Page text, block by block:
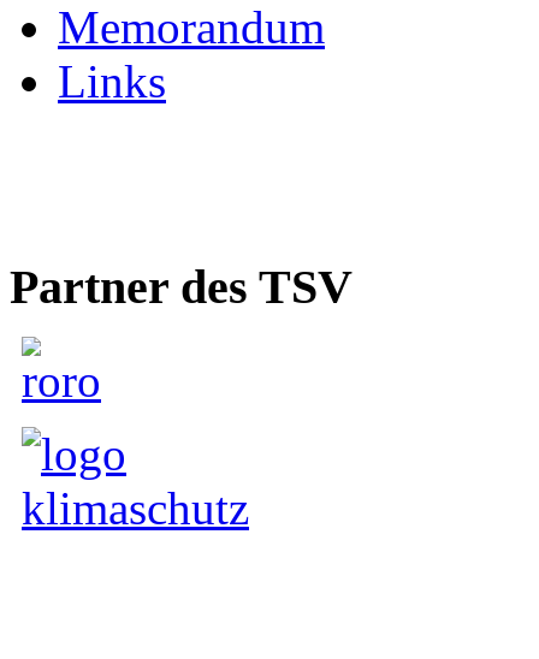
Memorandum
Links
Partner des TSV